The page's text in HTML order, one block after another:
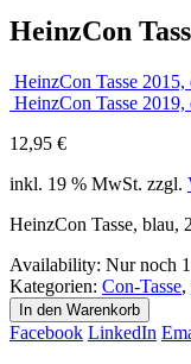
HeinzCon
HeinzCon Tasse 2015,
HeinzCon Tasse 2019,
12,95 €
inkl. 19 % MwSt. zzgl.
HeinzCon Tasse, blau,
Availability: Nur noch
Kategorien: Con-Tasse,
In den Warenkorb
Facebook LinkedIn